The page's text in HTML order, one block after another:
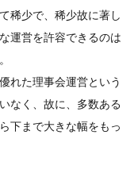
稀少で、稀少故に著し
運営を許容できるのは
れた理事会運営という
なく、故に、多数ある
下まで大きな幅をもっ